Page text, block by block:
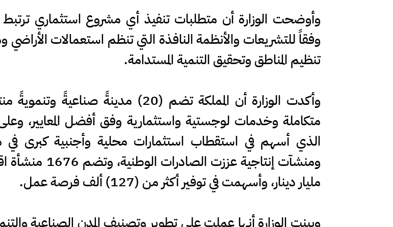
وأوضحت الوزارة أن متطلبات تنفيذ أي مشروع استثماري ترتبط
وفقاً للتشريعات والأنظمة النافذة التي تنظم استعمالات
تنظيم المناطق وتحقيق التنمية المستدامة.
وأكدت الوزارة أن المملكة تضم (20)
متكاملة وخدمات لوجستية واستثمارية وفق أفضل المعايير، وعلى
الذي أسهم في استقطاب استثمارات محلية وأجنبية كبرى في
مليار دينار، وأسهمت في توفير أكثر من (127) ألف فرصة عمل.
وبينت الوزارة أنها عملت على تطوير وتصنيف المدن الصناعية